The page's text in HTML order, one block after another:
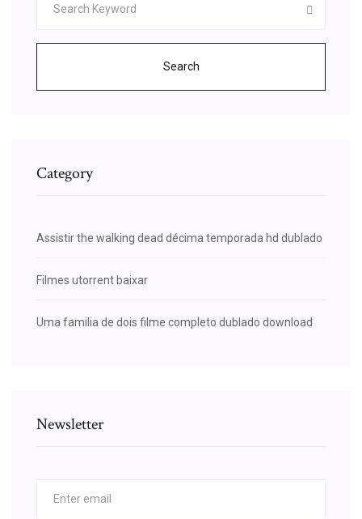
Search
Category
Assistir the walking dead décima temporada hd dublado
Filmes utorrent baixar
Uma familia de dois filme completo dublado download
Newsletter